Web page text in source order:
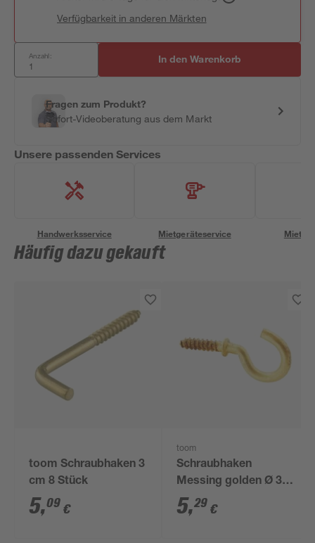
Verfügbarkeit in anderen Märkten
Anzahl: In den Warenkorb
Fragen zum Produkt?
Sofort-Videoberatung aus dem Markt
Unsere passenden Services
Handwerksservice Mietgeräteservice
Häufig dazu gekauft
toom Schraubhaken 3
cm 8 Stück
5,09 €
toom
Schraubhaken
Messing golden Ø 3,8
x 40 mm 6 Stück
5,29 €